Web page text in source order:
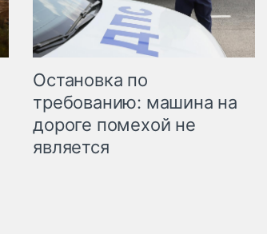
Остановка по
требованию: машина на
дороге помехой не
является